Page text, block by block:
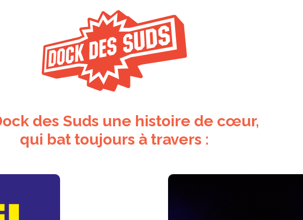
des Suds une histoire de cœur,
qui bat toujours à travers :